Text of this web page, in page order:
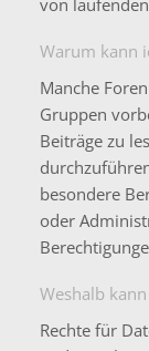
von
Warum kann
Manche
Gruppen
Beiträge zu
besondere
oder
Weshalb
Rechte für